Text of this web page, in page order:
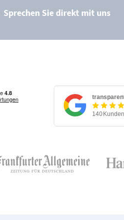
Sprechen Sie direkt mit uns